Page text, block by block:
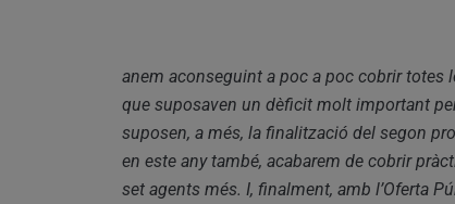
anem aconseguint a poc a poc cobrir totes
que suposaven un dèficit molt important
suposen, a més, la finalització del segon
en este any també, acabarem de cobrir
set agents més. I, finalment, amb l’Oferta